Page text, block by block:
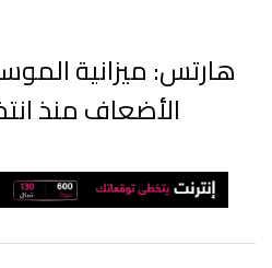
هارتس: ميزانية
الأضعاف منذ